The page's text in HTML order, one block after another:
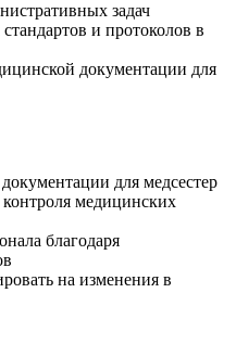
задач
и протоколов в
документации для
для медсестер
медицинских
благодаря
на изменения в